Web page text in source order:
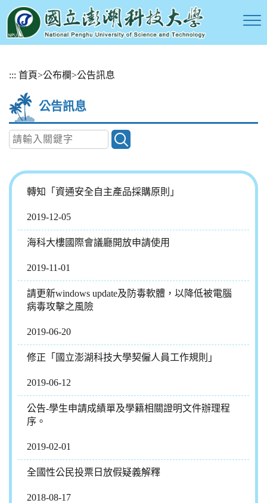
::: 首頁>公布欄>公告訊息
公告訊息
轉知「資通安全自主產品採購原則」
2019-12-05
海科大樓國際會議廳開放申請使用
2019-11-01
請更新windows update及防毒軟體，以降低被電腦
病毒攻擊之風險
2019-06-20
修正「國立澎湖科技大學契僱人員工作規則」
2019-06-12
公告-學生申請成績單及學籍相關證明文件辦理程
序。
2019-02-01
全國性公民投票日放假疑義解釋
2018-08-17